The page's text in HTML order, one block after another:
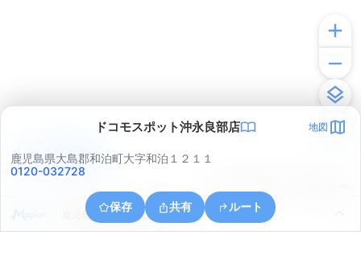
ドコモスポット沖永良部店 地図
鹿児島県大島郡和泊町大字和泊１２１１
0120-032728
保存 共有 ルート
鹿児島県大島郡和泊町和
アプリで見る